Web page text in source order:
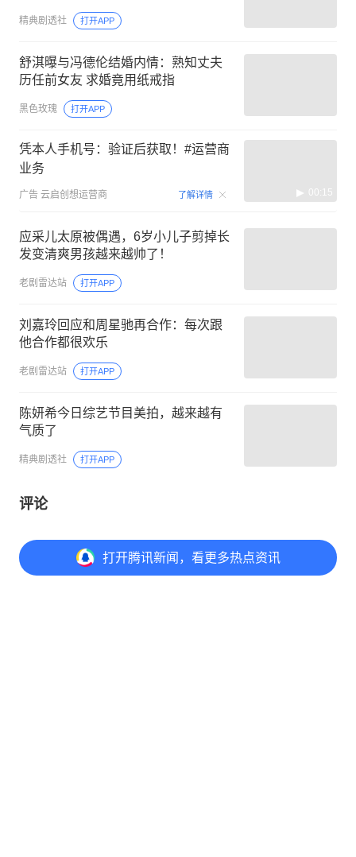
打开腾讯新闻，看更多热点资讯
精典剧透社 打开APP
舒淇曝与冯德伦结婚内情：熟知丈夫
历任前女友 求婚竟用纸戒指
黑色玫瑰 打开APP
凭本人手机号：验证后获取！#运营商
业务
广告 云启创想运营商 了解详情 00:15
应采儿太原被偶遇，6岁小儿子剪掉长
发变清爽男孩越来越帅了！
老剧雷达站 打开APP
刘嘉玲回应和周星驰再合作：每次跟
他合作都很欢乐
老剧雷达站 打开APP
陈妍希今日综艺节目美拍，越来越有
气质了
精典剧透社 打开APP
评论